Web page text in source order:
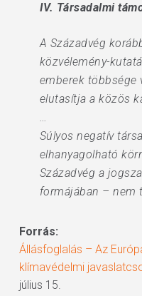
IV. Társadalmi
A Századvég
közvélemény-
emberek többsége
elutasítja a közös
…
Súlyos negatív
elhanyagolható
Századvég a
formájában – nem
Forrás:
Állásfoglalás – Az
klímavédelmi
július 15.